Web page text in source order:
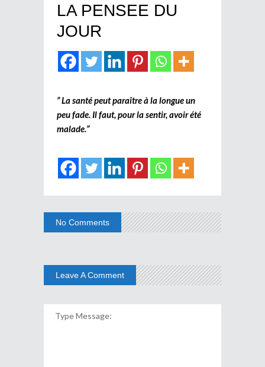
LA PENSEE DU
JOUR
” La santé peut paraître à la longue un
peu fade. Il faut, pour la sentir, avoir été
malade.”
No Comments
Leave A Comment